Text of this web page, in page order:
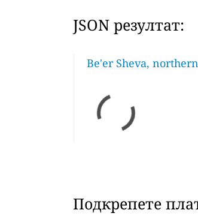
JSON резултат:
Be'er Sheva,
Подкрепете